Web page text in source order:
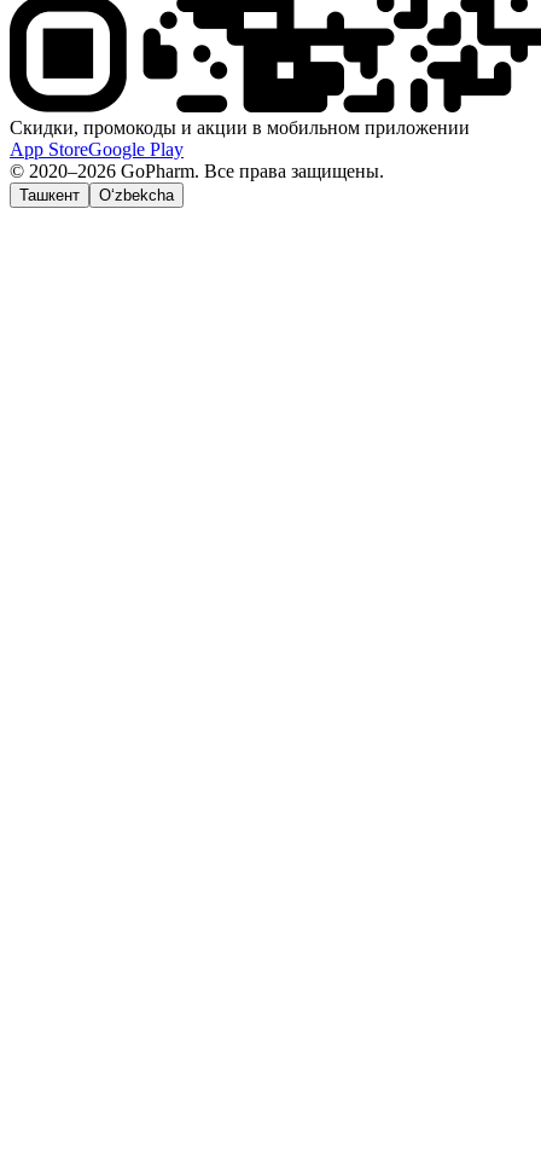
Скидки, промокоды и акции в мобильном приложении
App StoreGoogle Play
© 2020–2026 GoPharm. Все права защищены.
Ташкент O‘zbekcha